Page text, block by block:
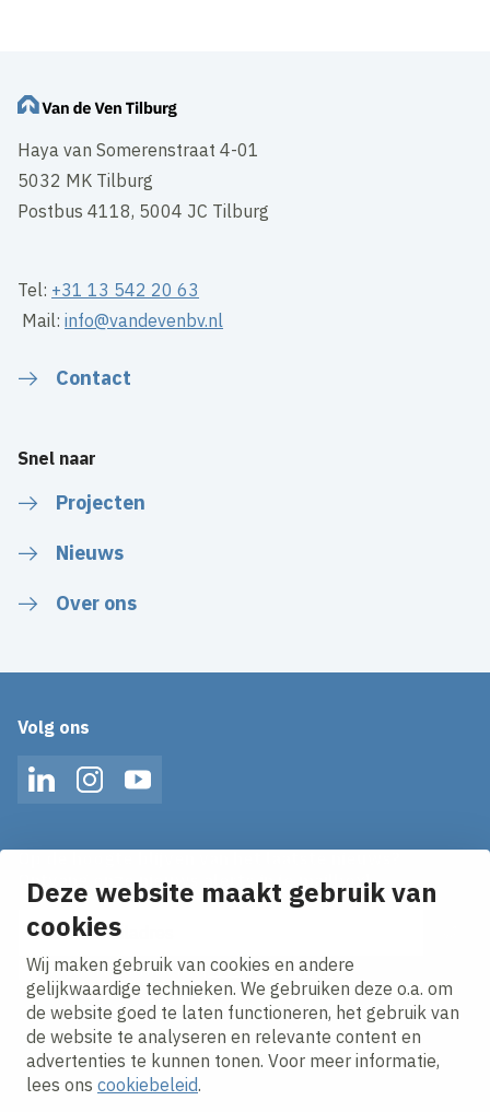
Deze website maakt gebruik van
cookies
Wij maken gebruik van cookies en andere
gelijkwaardige technieken. We gebruiken deze o.a. om
de website goed te laten functioneren, het gebruik van
de website te analyseren en relevante content en
advertenties te kunnen tonen. Voor meer informatie,
lees ons cookiebeleid.
Haya van Somerenstraat 4-01
5032 MK Tilburg
Postbus 4118, 5004 JC Tilburg
Tel: +31 13 542 20 63
Mail:info@vandevenbv.nl
Contact
Snel naar
Projecten
Nieuws
Over ons
Volg ons
LinkedInInstagramYouTube
Ontvang onze nieuws alerts in je mailbox!
E-mailadres
Ik ga akkoord met hetprivacy statement.